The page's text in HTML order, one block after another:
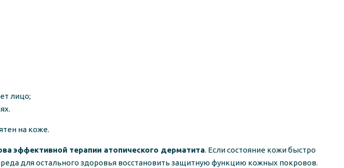
лицо;
на коже.
эффективной терапии атопического дерматита. Если состояние кожи быстро
для остального здоровья восстановить защитную функцию кожных покровов.